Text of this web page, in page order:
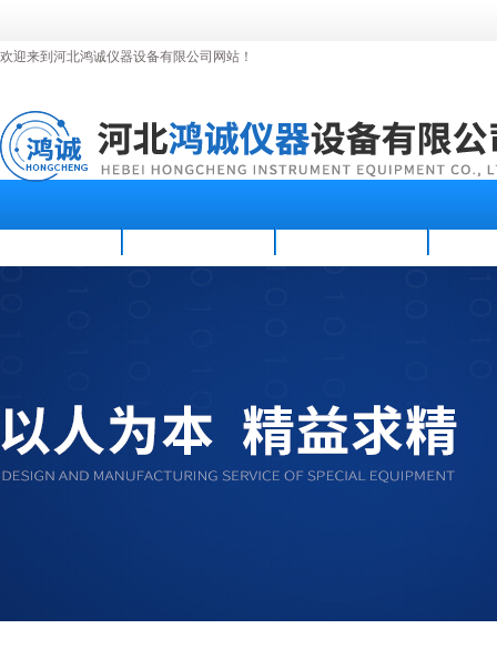
欢迎来到河北鸿诚仪器设备有限公司网站！